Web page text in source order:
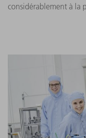
considérablement à la